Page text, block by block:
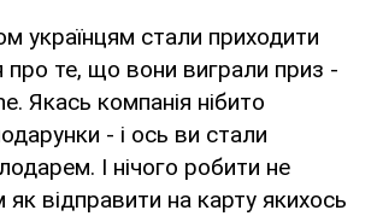
українцям стали приходити
про те, що вони виграли приз -
Якась компанія нібито
- і ось ви стали
І нічого робити не
як відправити на карту якихось